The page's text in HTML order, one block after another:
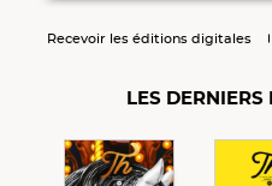
Recevoir les éditions digitales
LES